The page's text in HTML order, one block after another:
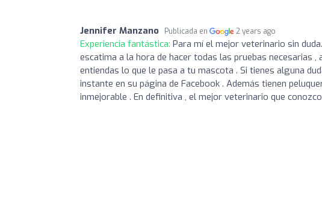
Jennifer Manzano Publicada en 2 years ago
Experiencia fantástica: Para mí el mejor veterinario sin
escatima a la hora de hacer todas las pruebas necesarias
entiendas lo que le pasa a tu mascota . Si tienes alguna
instante en su página de Facebook . Además tienen
inmejorable . En definitiva , el mejor veterinario que